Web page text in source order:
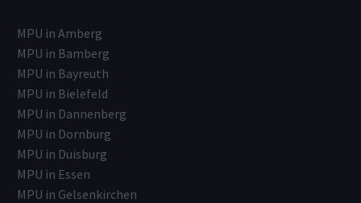
MPU in Amberg
MPU in Bamberg
MPU in Bayreuth
MPU in Bielefeld
MPU in Dannenberg
MPU in Dornburg
MPU in Duisburg
MPU in Essen
MPU in Gelsenkirchen